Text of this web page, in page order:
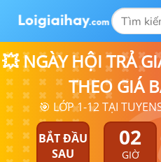
💥 NGÀY HỘI TRẢ
THEO GIÁ
🎯 LỚP 1-12 TẠI
BẮT ĐẦU
SAU
02
GIỜ